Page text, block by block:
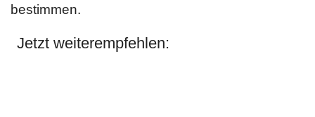
bestimmen.
Jetzt weiterempfehlen: